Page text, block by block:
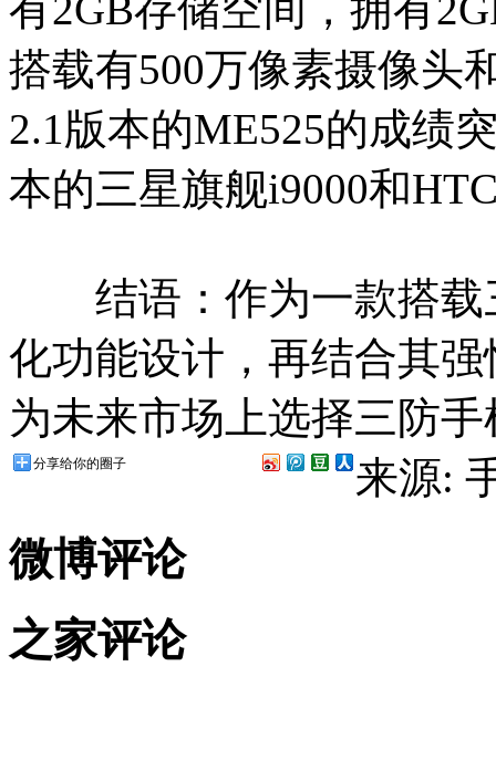
搭载有500万像素摄像头
2.1版本的ME525的成绩
本的三星旗舰i9000和
结语：作为一款搭载
化功能设计，再结合其
为未来市场上选择三防
分享给你的圈子 来源:
微博评论
之家评论